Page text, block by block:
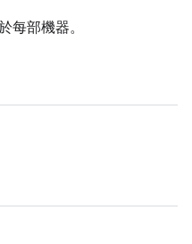
每部機器。